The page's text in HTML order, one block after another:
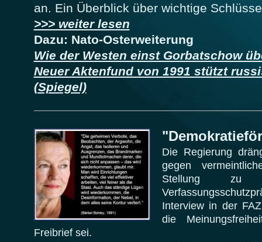
an. Ein Überblick über wichtige
>>> weiter lesen
Dazu: Nato-Osterweiterung
Wie der Westen einst Gorbatschow
Neuer Aktenfund von 1991 stützt
(Spiegel)
Die Regierung
gegen
Stellung
Interview in der
die
Freibrief sei.